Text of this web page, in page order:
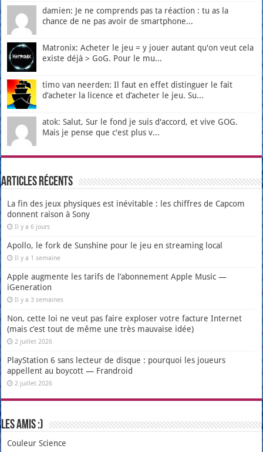
damien: Je ne comprends pas ta réaction : tu as la
chance de ne pas avoir de smartphone...
Matronix: Acheter le jeu = y jouer autant qu'on veut cela
existe déjà > GoG. Pour le mu...
timo van neerden: Il faut en effet distinguer le fait
d’acheter la licence et d’acheter le jeu. Su...
atok: Salut, Sur le fond je suis d'accord, et vive GOG.
Mais je pense que c'est plus v...
Articles récents
La fin des jeux physiques est inévitable : les chiffres de Capcom
donnent raison à Sony
Il y a 6 jours
Apollo, le fork de Sunshine pour le jeu en streaming local
Il y a 1 semaine
Apple augmente les tarifs de l’abonnement Apple Music —
iGeneration
Il y a 3 semaines
Non, cette loi ne veut pas faire exploser votre facture Internet
(mais c’est tout de même une très mauvaise idée)
2 juillet 2026
PlayStation 6 sans lecteur de disque : pourquoi les joueurs
appellent au boycott — Frandroid
2 juillet 2026
Les amis :)
Couleur Science